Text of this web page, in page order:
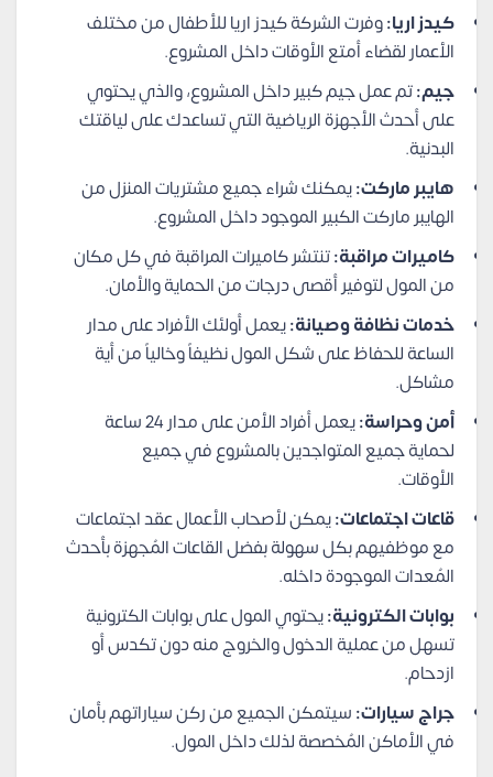
كيدز اريا:وفرت الشركة كيدز اريا للأطفال من مختلف
الأعمار لقضاء أمتع الأوقات داخل المشروع.
جيم:تم عمل جيم كبير داخل المشروع، والذي يحتوي
على أحدث الأجهزة الرياضية التي تساعدك على لياقتك
البدنية.
هايبر ماركت:يمكنك شراء جميع مشتريات المنزل من
الهايبر ماركت الكبير الموجود داخل المشروع.
كاميرات مراقبة:تنتشر كاميرات المراقبة في كل مكان
من المول لتوفير أقصى درجات من الحماية والأمان.
خدمات نظافة وصيانة:يعمل أولئك الأفراد على مدار
الساعة للحفاظ على شكل المول نظيفاً وخالياً من أية
مشاكل.
أمن وحراسة:
يعمل أفراد الأمن على مدار 24 ساعة
لحماية جميع المتواجدين بالمشروع في جميع
الأوقات.
قاعات اجتماعات:يمكن لأصحاب الأعمال عقد اجتماعات
مع موظفيهم بكل سهولة بفضل القاعات المُجهزة بأحدث
المُعدات الموجودة داخله.
بوابات الكترونية:يحتوي المول على بوابات الكترونية
تسهل من عملية الدخول والخروج منه دون تكدس أو
ازدحام.
جراج سيارات:سيتمكن الجميع من ركن سياراتهم بأمان
في الأماكن المُخصصة لذلك داخل المول.